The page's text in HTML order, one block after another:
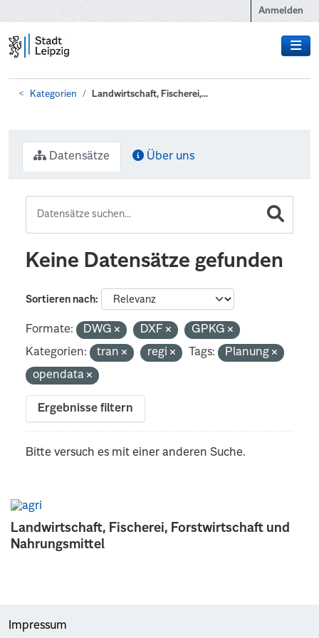
Anmelden
Kategorien Landwirtschaft, Fischerei,...
Landwirtschaft, Fischerei, Forstwirtschaft und
Nahrungsmittel
Datensätze Über uns
Keine Datensätze gefunden
Sortieren nach
Formate: DWG DXF
GPKG
Kategorien:
tran regi Tags:
Planung
opendata
Ergebnisse filtern
Bitte versuch es mit einer anderen Suche.
Impressum